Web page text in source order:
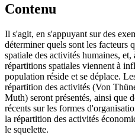
Contenu
Il s'agit, en s'appuyant sur des
déterminer quels sont les facteurs
spatiale des activités humaines,
répartitions spatiales viennent à
population réside et se déplace.
répartition des activités (Von
Muth) seront présentés, ainsi que
récents sur les formes
la répartition des activités
le squelette.